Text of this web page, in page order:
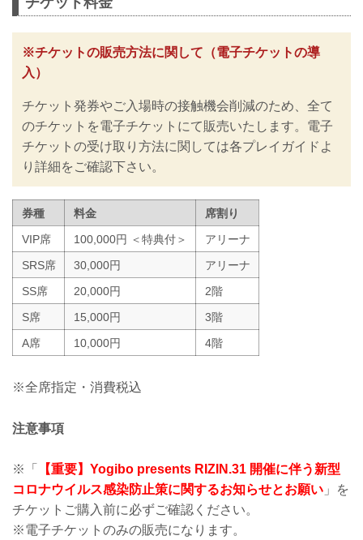
い。
RIZINではイベント開催に際し、日本スポ
ーツ協会が作成した「スポーツイベント
の再開に向けた感染拡大予防ガイドライ
入退場規制の実施、また禁止事項を設け
るなど、新たな取り組みを行いますので
ご案内いたします。
皆さまには大変ご不便をおかけいたしま
すが、安心してご来場・ご観戦いただけ
ますよう努めてまいりますので、何卒ご
理解とご協力のほどよろしくお願いいた
※チケットの販売方法に関して（電子チケットの導
入）
チケット発券やご入場時の接触機会削減のため、全て
のチケットを電子チケットにて販売いたします。電子
チケットの受け取り方法に関しては各プレイガイドよ
り詳細をご確認下さい。
券種 料金
席割り
VIP席
100,000円 ＜特典付＞
アリーナ
SRS席
30,000円
アリーナ
SS席
20,000円
2階
S席
15,000円
3階
A席
10,000円 4階
※全席指定・消費税込
注意事項
※「
【重要】Yogibo presents RIZIN.31 開催に伴う新型
コロナウイルス感染防止策に関するお知らせとお願い 」を
チケットご購入前に必ずご確認ください。
※電子チケットのみの販売になります。